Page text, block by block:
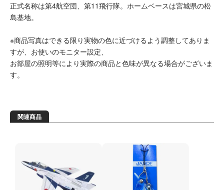
正式名称は第4航空団、第11飛行隊。ホームベースは宮城県の松
島基地。
※商品写真はできる限り実物の色に近づけるよう調整してありま
すが、お使いのモニター設定、
お部屋の照明等により実際の商品と色味が異なる場合がございま
す。
関連商品